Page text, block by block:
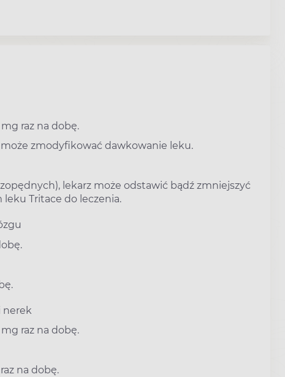
raz na dobę.
zmodyfikować dawkowanie leku.
lekarz może odstawić bądź zmniejszyć
Tritace do leczenia.
nerek
raz na dobę.
na dobę.